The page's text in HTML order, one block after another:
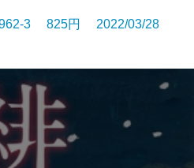
3 825円 2022/03/28